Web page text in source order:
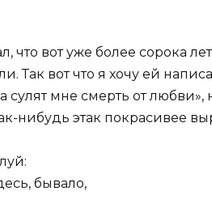
что вот уже более сорока
Так вот что я хочу ей
мне смерть от любви»,
нибудь этак покрасивее
бывало,